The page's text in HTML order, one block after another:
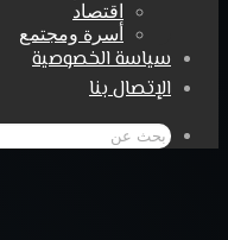
اقتصاد
أسرة ومجتمع
سياسة الخصوصية
الإتصال بنا